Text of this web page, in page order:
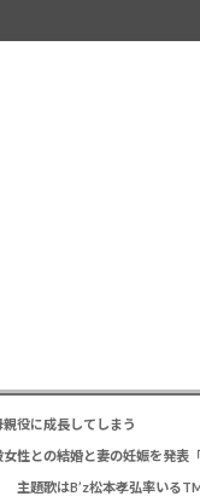
役に成長してしまう